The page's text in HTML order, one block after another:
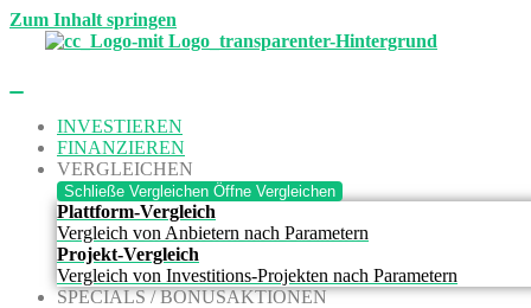
Zum Inhalt springen
INVESTIEREN
FINANZIEREN
VERGLEICHEN
Schließe Vergleichen Öffne Vergleichen
Plattform-Vergleich
Vergleich von Anbietern nach Parametern
Projekt-Vergleich
Vergleich von Investitions-Projekten nach Parametern
SPECIALS / BONUSAKTIONEN